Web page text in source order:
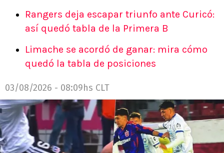
Rangers deja escapar triunfo ante Curicó:
así quedó tabla de la Primera B
Limache se acordó de ganar: mira cómo
quedó la tabla de posiciones
03/08/2026 - 08:09hs CLT